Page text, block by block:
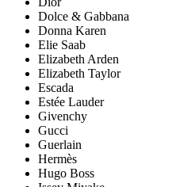
Dolce & Gabbana
Donna Karen
Elie Saab
Elizabeth Arden
Elizabeth Taylor
Escada
Estée Lauder
Givenchy
Gucci
Guerlain
Hermès
Hugo Boss